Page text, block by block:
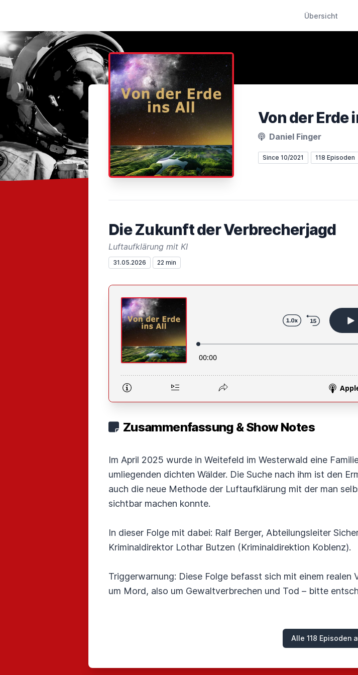
Übersicht
Von der Erde
Daniel Finger
Since 10/2021 118 Episoden
Die Zukunft der Verbrecherjagd
Luftaufklärung mit KI
31.05.2026 22 min
Zusammenfassung & Show Notes
Im April 2025 wurde in Weitefeld im Westerwald eine
umliegenden dichten Wälder. Die Suche nach ihm ist den
auch die neue Methode der Luftaufklärung mit der man
sichtbar machen konnte.
In dieser Folge mit dabei: Ralf Berger, Abteilungsleiter
Kriminaldirektor Lothar Butzen (Kriminaldirektion Koblenz).
Triggerwarnung: Diese Folge befasst sich mit einem realen
um Mord, also um Gewaltverbrechen und Tod – bitte
Alle 118 Episoden